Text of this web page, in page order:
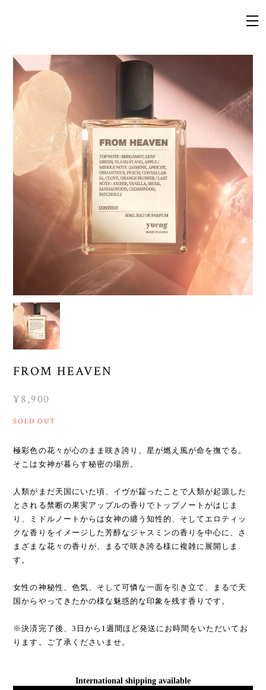
FROM HEAVEN
¥8,900
SOLD OUT
極彩色の花々が心のまま咲き誇り、星が燃え風が命を撫でる。
そこは女神が暮らす秘密の場所。
人類がまだ天国にいた頃、イヴが齧ったことで人類が起源した
とされる禁断の果実アップルの香りでトップノートがはじま
り、ミドルノートからは女神の纏う知性的、そしてエロティッ
クな香りをイメージした芳醇なジャスミンの香りを中心に、さ
まざまな花々の香りが、まるで咲き誇る様に複雑に展開しま
す。
女性の神秘性、色気、そして可憐な一面を引き立て、まるで天
国からやってきたかの様な魅惑的な印象を残す香りです。
※決済完了後、3日から1週間ほど発送にお時間をいただいてお
ります。ご了承くださいませ。
International shipping available